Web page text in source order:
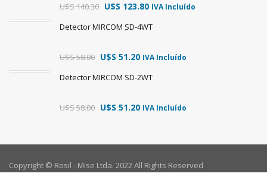
U$S140.30 U$S 123.80 IVA Incluído
Detector MIRCOM SD-4WT
U$S58.00 U$S 51.20 IVA Incluído
Detector MIRCOM SD-2WT
U$S58.00 U$S 51.20 IVA Incluído
Copyright © Rosil - Mise Ltda. 2022 All Rights Reserved